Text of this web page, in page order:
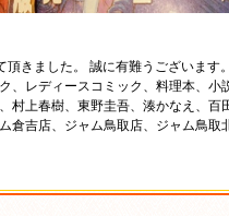
きました。 誠に有難うございます
、レディースコミック、料理本、
村上春樹、東野圭吾、湊かなえ、
倉吉店、ジャム鳥取店、ジャム鳥取